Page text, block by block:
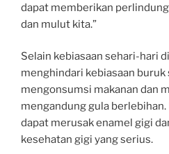
dapat memberikan
dan mulut kita.”
Selain kebiasaan sehari-hari
menghindari kebiasaan
mengonsumsi makanan dan
mengandung gula
dapat merusak enamel gigi
kesehatan gigi yang serius.